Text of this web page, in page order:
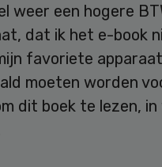
weer een hogere
dat ik het e-book
favoriete
moeten worden
dit boek te lezen, in